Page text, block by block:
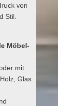
von
Stil.
Möbel-
mit
Glas